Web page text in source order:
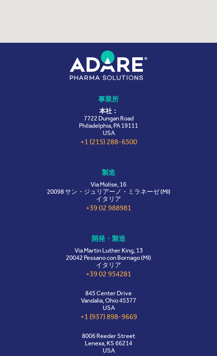
事業所
本社：
7722 Dungan Road
Philadelphia, PA 19111
USA
+1 (215) 288-6500
製造
Via Molise, 16
20098 サン・ジュリアーノ・ミラネーゼ (MI)
イタリア
+39 02 988981
開発・製造
Via Martin Luther King, 13
20042 Pessano con Bornago (MI)
イタリア
+39 02 954281
845 Center Drive
Vandalia, Ohio 45377
USA
+1 (937) 898-9669
8006 Reeder Street
Lenexa, KS 66214
USA